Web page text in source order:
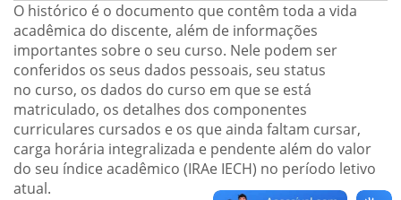
O histórico é o documento que contêm toda a vida
acadêmica do discente, além de informações
importantes sobre o seu curso. Nele podem ser
conferidos os seus dados pessoais, seu status
no curso, os dados do curso em que se está
matriculado, os detalhes dos componentes
curriculares cursados e os que ainda faltam cursar,
carga horária integralizada e pendente além do valor
do seu índice acadêmico (IRAe IECH) no período letivo
atual.